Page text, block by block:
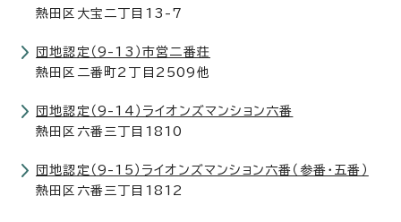
熱田区大宝二丁目13-7
団地認定（9-13）市営二番荘
熱田区二番町2丁目2509他
団地認定（9-14）ライオンズマンション六番
熱田区六番三丁目1810
団地認定（9-15）ライオンズマンション六番（参番・五番）
熱田区六番三丁目1812